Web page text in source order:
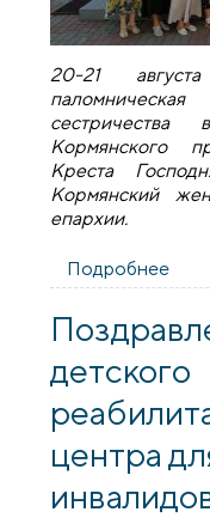
20-21
Кормянского
Креста
Кормянский
епархии.
Подробнее
детского
центра